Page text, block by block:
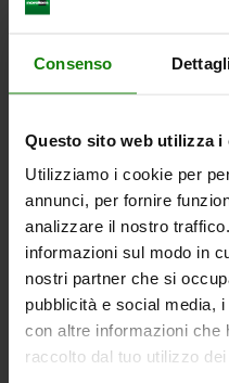
Consenso
Questo sito web utilizza i
Utilizziamo i cookie per
annunci, per fornire
analizzare il nostro
informazioni sul modo in
nostri partner che si
pubblicità e social media,
con altre informazioni che
raccolto dal tuo utilizzo
Andere
31141
Messuhrenhalter